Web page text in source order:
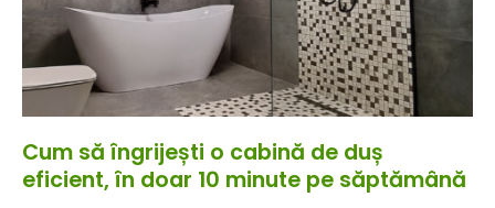
Cum să îngrijești o cabină de duș
eficient, în doar 10 minute pe săptămână